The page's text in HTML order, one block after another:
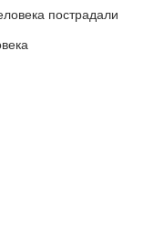
пострадали